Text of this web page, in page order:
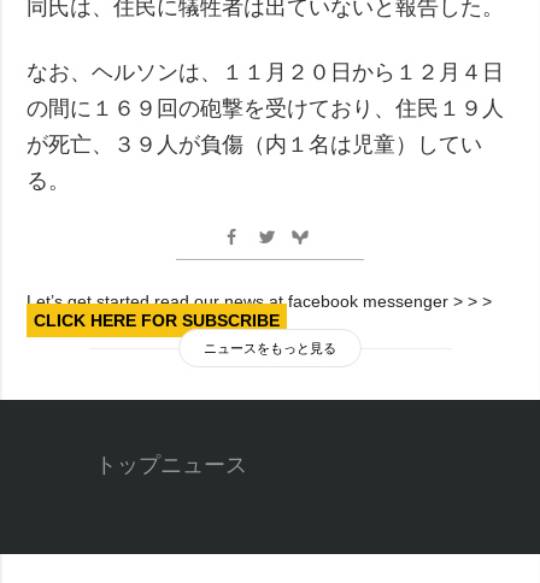
同氏は、住民に犠牲者は出ていないと報告した。
なお、ヘルソンは、１１月２０日から１２月４日
の間に１６９回の砲撃を受けており、住民１９人
が死亡、３９人が負傷（内１名は児童）してい
る。
Let’s get started read our news at facebook messenger > > >
CLICK HERE FOR SUBSCRIBE
ニュースをもっと見る
トップニュース